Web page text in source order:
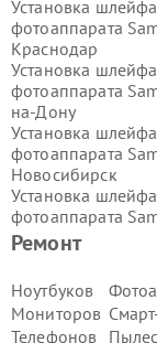
Ремонт
Ноутбуков
Мониторов
Телефонов
Установка
фотоаппарата
Краснодар
Установка
фотоаппарата
на-Дону
Установка
фотоаппарата
Новосибирск
Установка
фотоаппарата
Екатеринбург
Установка шлейфа
фотоаппарата
Установка
фотоаппарата